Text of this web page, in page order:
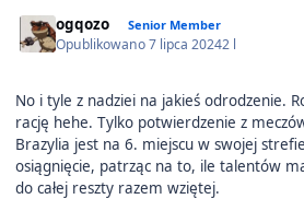
ogqozo Senior Member
Opublikowano7 lipca 20242 l
No i tyle z nadziei na jakieś odrodzenie.
rację hehe. Tylko potwierdzenie z
Brazylia jest na 6. miejscu w swojej
osiągnięcie, patrząc na to, ile talentów
do całej reszty razem wziętej.